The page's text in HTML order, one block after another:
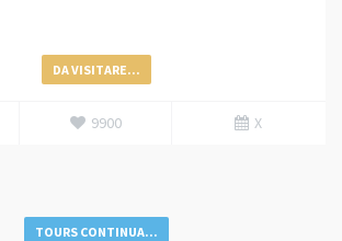
DA VISITARE...
9900 X
TOURS CONTINUA...